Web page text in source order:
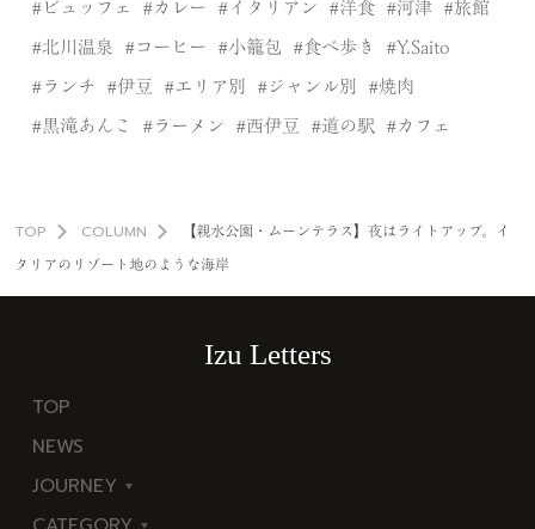
ビュッフェ カレー イタリアン 洋食 河津 旅館
北川温泉 コーヒー 小籠包 食べ歩き Y.Saito
ランチ 伊豆 エリア別 ジャンル別 焼肉
黒滝あんこ ラーメン 西伊豆 道の駅 カフェ
TOP COLUMN 【親水公園・ムーンテラス】夜はライトアップ。イ
タリアのリゾート地のような海岸
Izu Letters
TOP
NEWS
JOURNEY